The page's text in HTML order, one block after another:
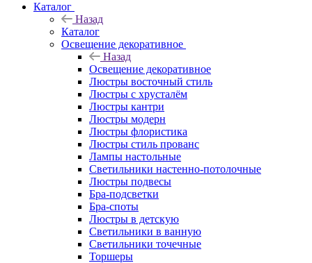
Каталог
Назад
Каталог
Освещение декоративное
Назад
Освещение декоративное
Люстры восточный стиль
Люстры с хрусталём
Люстры кантри
Люстры модерн
Люстры флористика
Люстры стиль прованс
Лампы настольные
Светильники настенно-потолочные
Люстры подвесы
Бра-подсветки
Бра-споты
Люстры в детскую
Светильники в ванную
Светильники точечные
Торшеры